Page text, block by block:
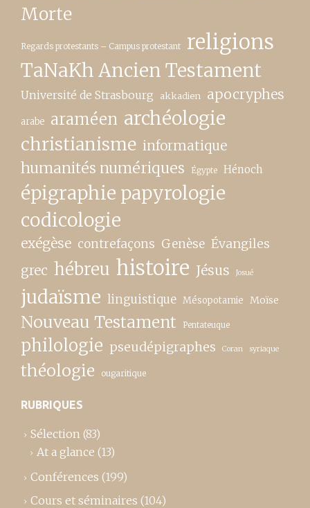
Morte
Regards protestants – Campus protestant religions
TaNaKh Ancien Testament
Université de Strasbourg akkadien apocryphes
arabe araméen archéologie
christianisme informatique
humanités numériques Égypte Hénoch
épigraphie papyrologie
codicologie
exégèse contrefaçons Genèse Évangiles
grec hébreu histoire Jésus Josué
judaïsme linguistique Mésopotamie Moïse
Nouveau Testament Pentateuque
philologie pseudépigraphes Coran syriaque
théologie ougaritique
RUBRIQUES
Sélection (83)
At a glance (13)
Conférences (199)
Cours et séminaires (104)